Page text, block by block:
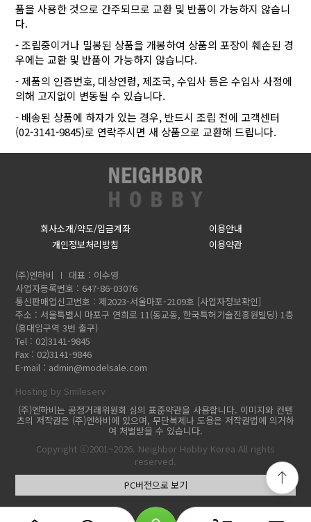
품을 사용한 것으로 간주되므로 교환 및 반품이 가능하지 않습니
다.
- 조립중이거나 밀봉된 상품을 개봉하여 상품의 포장이 훼손된 경
우에는 교환 및 반품이 가능하지 않습니다.
- 제품의 인증번호, 대상연령, 제조국, 수입사 등은 수입사 사정에
의해 고지없이 변동될 수 있습니다.
- 배송된 상품에 하자가 있는 경우, 반드시 조립 전에 고객센터
(02-3141-9845)로 연락주시면 새 상품으로 교환해 드립니다.
회사소개/약도/입금계좌
이용안내
개인정보처리방침
이용약관
(주)엔하비
대표 : 이수영
사업자등록번호 : 647-86-03076
통신판매업신고번호 : 제2023-서울마포-2109호 [사업자정보확인]
주소 : 서울특별시 마포구 연희로 11(동교동, 한국특허기술진흥원빌딩) 1층
(홍대입구역 3번 출구)
Tel : 02)3141-9845
Fax : 02)3141-9846
E-mail : admin@modelsale.com
Hosting by Smileserv
(주)엔하비는 공정거래위원회 심의 표준약관을 사용합니다. 이미지와 컨텐
츠의 저작권은 (주)엔하비에 있으며, 무단복제나 도용은 저작권법에 의거하
여 처벌받을 수 있습니다.
Copyright ⓒ2001~2026. Neighbor Hobby Korea All rights
reserved.
PC버전으로 보기